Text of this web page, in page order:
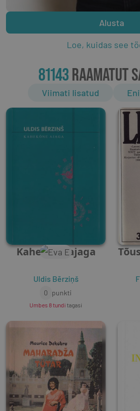
Alusta
Loe, kuidas see
81143RAAMATUT
Viimati lisatud
Kahekõne ajaga
Uldis Bērziņš
0 punkti
Umbes 8 tundi tagasi